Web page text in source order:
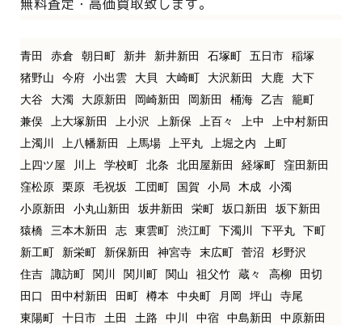
無料査定・高価買取致します。
青田 赤倉 朝日町 新井 新井新田 石塚町 五日市
稲塚
猪野山
今府 小出雲 大貝 大崎町 大沢新田 大鹿
大下
大谷
大濁 大原新田 岡崎新田 岡新田 桶海 乙吉
籠町
兼俣
上大塚新田 上小沢 上新保 上百々 上中
上中村新田
上濁川
上八幡新田 上馬場 上平丸 上堀之内
上町
上四ツ屋
川上 学校町 北条 北田屋新田 経塚町
窪田新田
窪松原
栗原 毛祝坂 工団町 国賀 小局 木成
小濁
小原新田
小丸山新田 坂井新田 栄町 坂口新田
坂下新田
猿橋
三本木新田 志 東雲町 渋江町 下濁川 下平丸
下町
新工町
新栄町 新保新田 神宮寺 末広町 菅沼
杉野沢
住吉
諏訪町 関川 関川町 関山 祖父竹 蔵々 高柳
田切
田口
田中村新田 田町 樽本 中央町 月岡 坪山
寺尾
東陽町
十日市 土田 土路 中川 中宿 中島新田
中原新田